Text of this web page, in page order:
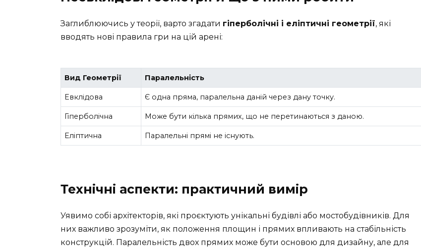
Заглиблюючись у теорії, варто згадати гіперболічні і еліптичні геометрії, які
вводять нові правила гри на цій арені:
Вид Геометрії Паралельність
Евклідова Є одна пряма, паралельна даній через дану точку.
Гіперболічна Може бути кілька прямих, що не перетинаються з даною.
Еліптична Паралельні прямі не існують.
Технічні аспекти: практичний вимір
Уявимо собі архітекторів, які проєктують унікальні будівлі або мостобудівників. Для
них важливо зрозуміти, як положення площин і прямих впливають на стабільність
конструкцій. Паралельність двох прямих може бути основою для дизайну, але для